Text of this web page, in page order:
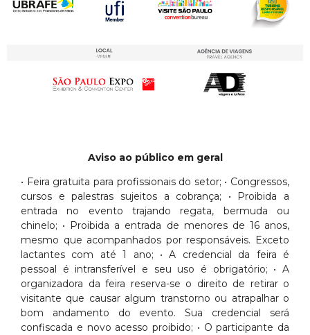
Aviso ao público em geral
• Feira gratuita para profissionais do setor; • Congressos,
cursos e palestras sujeitos a cobrança; • Proibida a
entrada no evento trajando regata, bermuda ou
chinelo; • Proibida a entrada de menores de 16 anos,
mesmo que acompanhados por responsáveis. Exceto
lactantes com até 1 ano; • A credencial da feira é
pessoal é intransferível e seu uso é obrigatório; • A
organizadora da feira reserva-se o direito de retirar o
visitante que causar algum transtorno ou atrapalhar o
bom andamento do evento. Sua credencial será
confiscada e novo acesso proibido; • O participante da